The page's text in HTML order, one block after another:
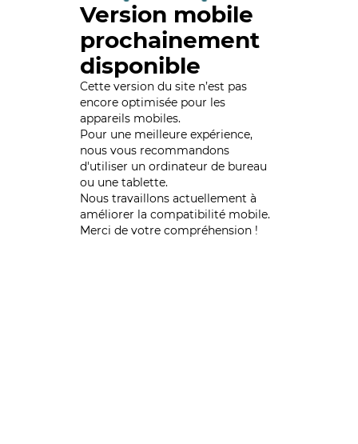
Version mobile
prochainement
disponible
Cette version du site n’est pas
encore optimisée pour les
appareils mobiles.
Pour une meilleure expérience,
nous vous recommandons
d'utiliser un ordinateur de bureau
ou une tablette.
Nous travaillons actuellement à
améliorer la compatibilité mobile.
Merci de votre compréhension !